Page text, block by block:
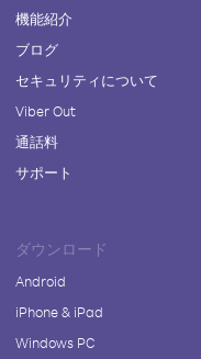
機能紹介
ブログ
セキュリティについて
Viber Out
通話料
サポート
ダウンロード
Android
iPhone & iPad
Windows PC